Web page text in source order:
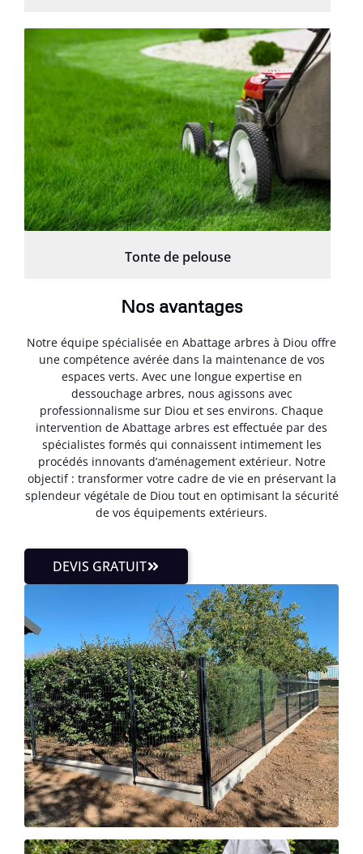
Tonte de pelouse
Nos avantages
Notre équipe spécialisée en Abattage arbres à Diou offre
une compétence avérée dans la maintenance de vos
espaces verts. Avec une longue expertise en
dessouchage arbres, nous agissons avec
professionnalisme sur Diou et ses environs. Chaque
intervention de Abattage arbres est effectuée par des
spécialistes formés qui connaissent intimement les
procédés innovants d’aménagement extérieur. Notre
objectif : transformer votre cadre de vie en préservant la
splendeur végétale de Diou tout en optimisant la sécurité
de vos équipements extérieurs.
DEVIS GRATUIT